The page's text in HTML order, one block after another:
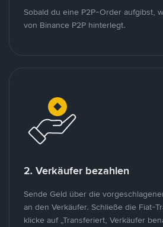
Sobald du eine P2P-Order aufgibst,
von Binance P2P hinterlegt.
2. Verkäufer bezahlen
Sende Geld über die
an den Verkäufer. Schließe die Fiat-
klicke auf „Transferiert, Verkäufer